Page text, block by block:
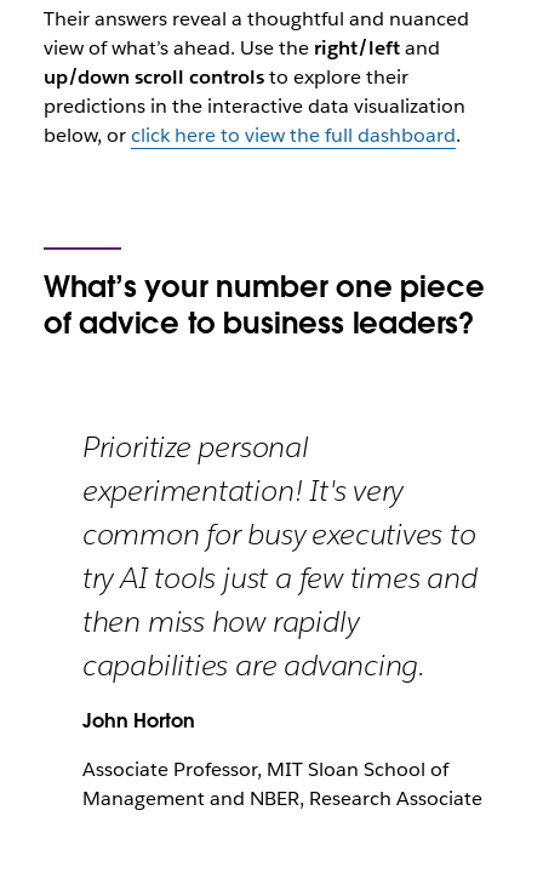
Their answers reveal a thoughtful and nuanced
view of what’s ahead. Use the right/leftand
up/down scroll controlsto explore their
predictions in the interactive data visualization
below, orclick here to view the full dashboard.
What’s your number one piece
of advice to business leaders?
Prioritize personal
experimentation! It's very
common for busy executives to
try AI tools just a few times and
then miss how rapidly
capabilities are advancing.
John Horton
Associate Professor, MIT Sloan School of
Management and NBER, Research Associate